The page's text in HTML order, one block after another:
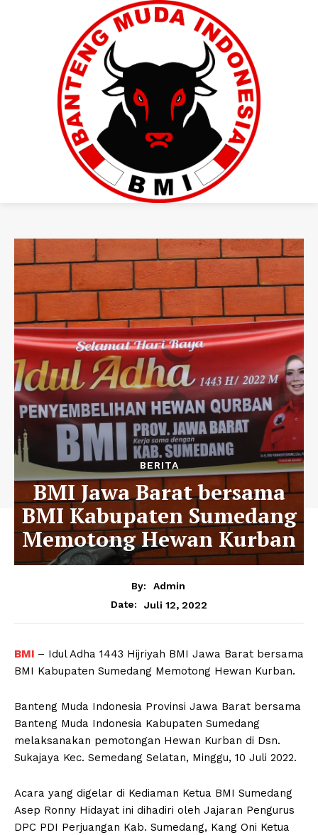
BERITA
BMI Jawa Barat bersama
BMI Kabupaten Sumedang
Memotong Hewan Kurban
By:
Admin
Date:
Juli 12, 2022
BMI – Idul Adha 1443 Hijriyah BMI Jawa Barat bersama
BMI Kabupaten Sumedang Memotong Hewan Kurban.
Banteng Muda Indonesia Provinsi Jawa Barat bersama
Banteng Muda Indonesia Kabupaten Sumedang
melaksanakan pemotongan Hewan Kurban di Dsn.
Sukajaya Kec. Semedang Selatan, Minggu, 10 Juli 2022.
Acara yang digelar di Kediaman Ketua BMI Sumedang
Asep Ronny Hidayat ini dihadiri oleh Jajaran Pengurus
DPC PDI Perjuangan Kab. Sumedang, Kang Oni Ketua